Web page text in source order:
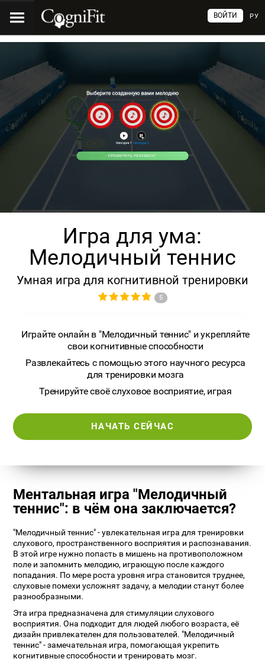
РУ
ВОЙТИ
Игра для ума:
Мелодичный теннис
Умная игра для когнитивной тренировки
5
Играйте онлайн в "Мелодичный теннис" и укрепляйте
свои когнитивные способности
Развлекайтесь с помощью этого научного ресурса
для тренировки мозга
Тренируйте своё слуховое восприятие, играя
НАЧАТЬ СЕЙЧАС
Ментальная игра "Мелодичный
теннис": в чём она заключается?
"Мелодичный теннис" - увлекательная игра для тренировки
слухового, пространственного восприятия и распознавания.
В этой игре нужно попасть в мишень на противоположном
поле и запомнить мелодию, играющую после каждого
попадания. По мере роста уровня игра становится труднее,
слуховые помехи усложнят задачу, а мелодии станут более
разнообразными.
Эта игра предназначена для стимуляции слухового
восприятия. Она подходит для людей любого возраста, её
дизайн привлекателен для пользователей. "Мелодичный
теннис" - замечательная игра, помогающая укрепить
когнитивные способности и тренировать мозг.